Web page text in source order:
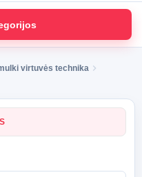
virtuvės technika